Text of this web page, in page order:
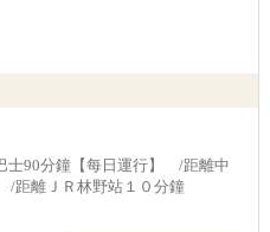
士90分鐘【每日運行】 /距離中
/距離ＪＲ林野站１０分鐘